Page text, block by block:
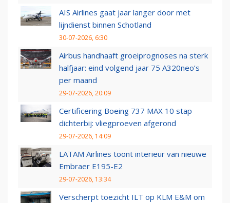
AIS Airlines gaat jaar langer door met
lijndienst binnen Schotland
30-07-2026, 6:30
Airbus handhaaft groeiprognoses na sterk
halfjaar: eind volgend jaar 75 A320neo’s
per maand
29-07-2026, 20:09
Certificering Boeing 737 MAX 10 stap
dichterbij: vliegproeven afgerond
29-07-2026, 14:09
LATAM Airlines toont interieur van nieuwe
Embraer E195-E2
29-07-2026, 13:34
Verscherpt toezicht ILT op KLM E&M om